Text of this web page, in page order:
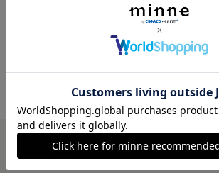
OHAGI-FELT'S GALLERY の作品一覧
minneを知る